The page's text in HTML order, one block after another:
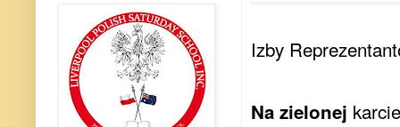
Izby
Na zielonej